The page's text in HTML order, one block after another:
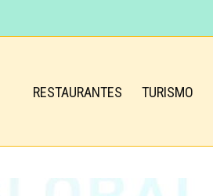
RESTAURANTES TURISMO